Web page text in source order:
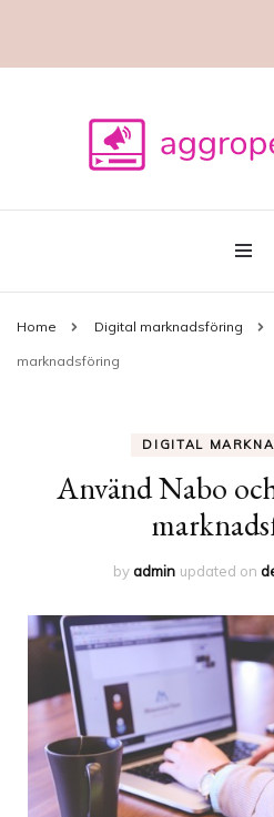
aggropekuliar.se
Home Digital marknadsföring
marknadsföring
DIGITAL
Använd Nabo
byadmin updated on